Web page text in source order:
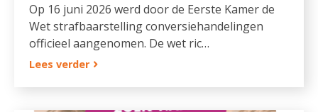
Op 16 juni 2026 werd door de Eerste Kamer de
Wet strafbaarstelling conversiehandelingen
officieel aangenomen. De wet ric…
Lees verder